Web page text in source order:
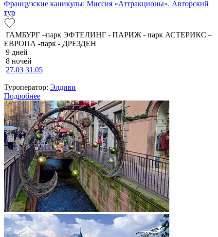
Французские каникулы: Миссия «Аттракционы». Авторский
тур
ГАМБУРГ –парк ЭФТЕЛИНГ - ПАРИЖ - парк АСТЕРИКС –
ЕВРОПА -парк - ДРЕЗДЕН
9 дней
8 ночей
27.03 31.05
Туроператор: Элдиви
Подробнее